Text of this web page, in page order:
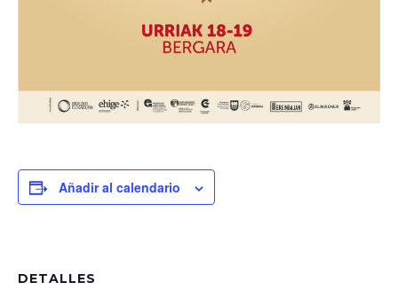
Añadir al calendario
DETALLES